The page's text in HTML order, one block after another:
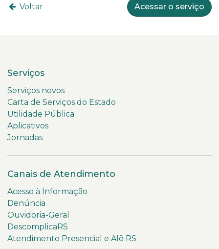
Voltar Acessar o serviço
Serviços
Serviços novos
Carta de Serviços do Estado
Utilidade Pública
Aplicativos
Jornadas
Canais de Atendimento
Acesso à Informação
Denúncia
Ouvidoria-Geral
DescomplicaRS
Atendimento Presencial e Alô RS